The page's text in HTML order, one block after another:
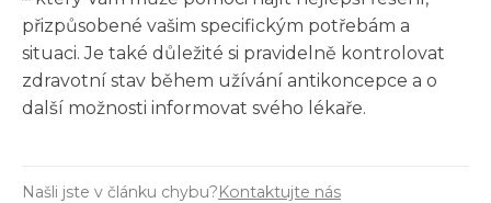
přizpůsobené vašim specifickým potřebám a
situaci. Je také důležité si pravidelně kontrolovat
zdravotní stav během užívání antikoncepce a o
další možnosti informovat svého lékaře.
Našli jste v článku chybu?Kontaktujte nás